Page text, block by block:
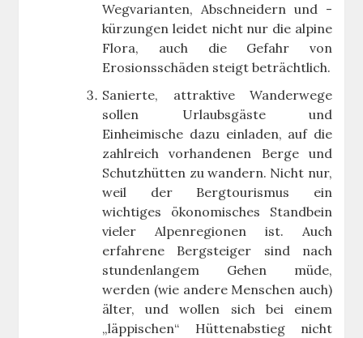
Wegvarianten, Abschneidern und -
kürzungen leidet nicht nur die alpine
Flora, auch die Gefahr von
Erosionsschäden steigt beträchtlich.
Sanierte, attraktive Wanderwege
sollen Urlaubsgäste und
Einheimische dazu einladen, auf die
zahlreich vorhandenen Berge und
Schutzhütten zu wandern. Nicht nur,
weil der Bergtourismus ein
wichtiges ökonomisches Standbein
vieler Alpenregionen ist. Auch
erfahrene Bergsteiger sind nach
stundenlangem Gehen müde,
werden (wie andere Menschen auch)
älter, und wollen sich bei einem
„läppischen“ Hüttenabstieg nicht